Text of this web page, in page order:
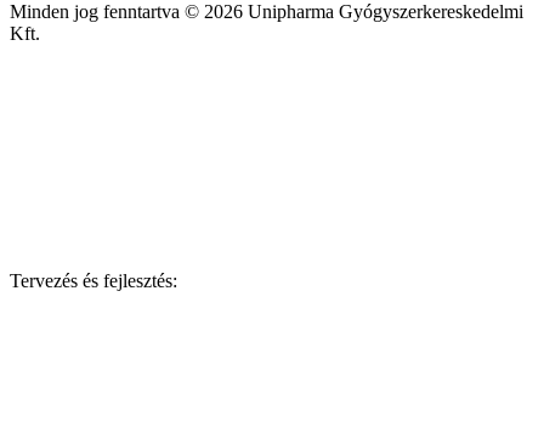
Minden jog fenntartva © 2026 Unipharma Gyógyszerkereskedelmi
Kft.
Tervezés és fejlesztés: